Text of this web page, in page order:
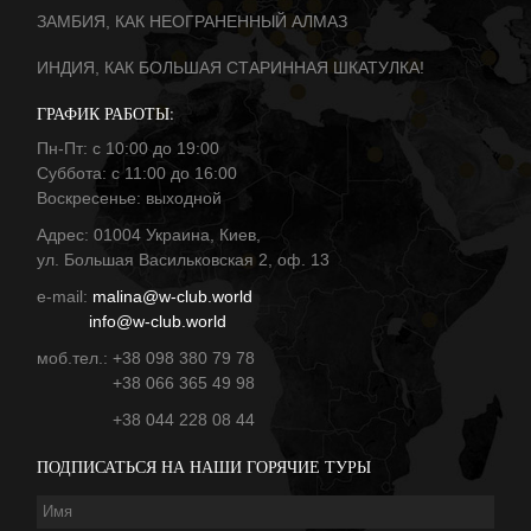
ЗАМБИЯ, КАК НЕОГРАНЕННЫЙ АЛМАЗ
ИНДИЯ, КАК БОЛЬШАЯ СТАРИННАЯ ШКАТУЛКА!
ГРАФИК РАБОТЫ:
Пн-Пт: с 10:00 до 19:00
Суббота: с 11:00 до 16:00
Воскресенье: выходной
Адрес: 01004 Украина, Киев,
ул. Большая Васильковская 2, оф. 13
е-mail: malina@w-club.world
info@w-club.world
моб.тел.: +38 098 380 79 78
+38 066 365 49 98
+38 044 228 08 44
ПОДПИСАТЬСЯ НА НАШИ ГОРЯЧИЕ ТУРЫ